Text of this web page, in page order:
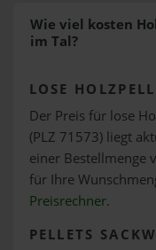
Wie viel kosten
im Tal?
LOSE
Der Preis für lose
(PLZ 71573) liegt
einer Bestellmenge
für Ihre
Preisrechner.
PELLETS